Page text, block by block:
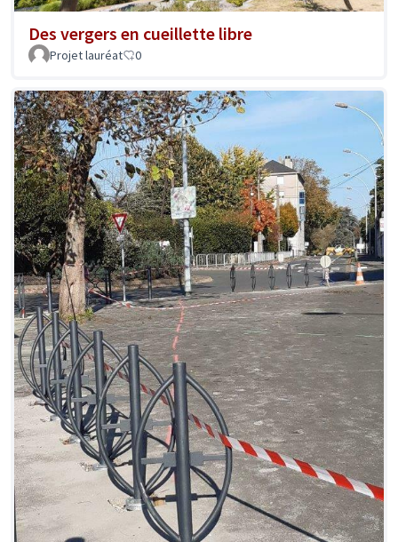
Des vergers en cueillette libre
Projet lauréat 0